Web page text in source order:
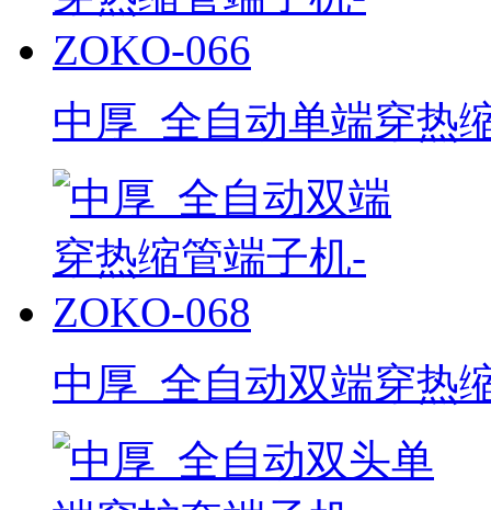
中厚_全自动单端穿热
中厚_全自动双端穿热